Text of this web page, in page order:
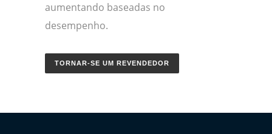
aumentando baseadas no
desempenho.
TORNAR-SE UM REVENDEDOR